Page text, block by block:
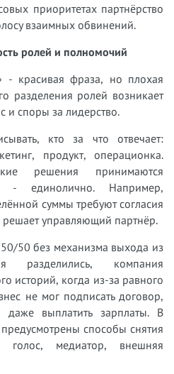
приоритетах партнёрство
взаимных обвинений.
ролей и полномочий
красивая фраза, но плохая
разделения ролей возникает
и споры за лидерство.
кто за что отвечает:
продукт, операционка.
решения принимаются
- единолично. Например,
суммы требуют согласия
управляющий партнёр.
50 без механизма выхода из
разделились, компания
историй, когда из-за равного
не мог подписать договор,
даже выплатить зарплаты. В
способы снятия
голос, медиатор, внешняя